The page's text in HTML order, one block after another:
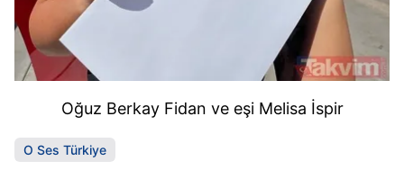
Oğuz Berkay Fidan ve eşi Melisa İspir
O Ses Türkiye